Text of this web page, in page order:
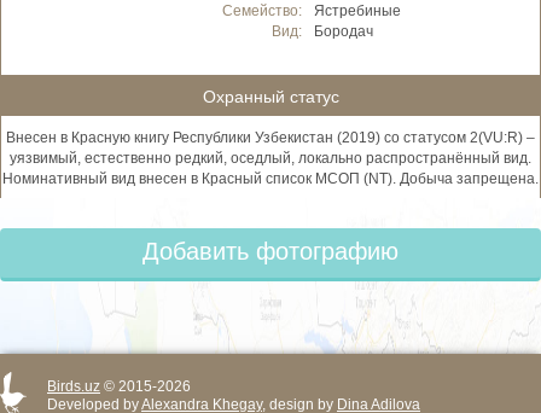
Семейство:
Ястребиные
Вид:
Бородач
Охранный статус
Внесен в Красную книгу Республики Узбекистан (2019) со статусом 2(VU:R) –
уязвимый, естественно редкий, оседлый, локально распространённый вид.
Номинативный вид внесен в Красный список МСОП (NT). Добыча запрещена.
Добавить фотографию
Birds.uz © 2015-2026
Developed byAlexandra Khegay, design by Dina Adilova